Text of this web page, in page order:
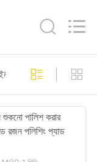
শুকনো পালিশ করার
রজন পলিশিং প্যাড